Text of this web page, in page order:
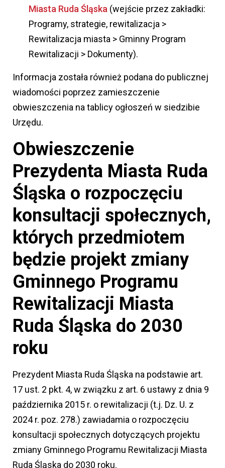
Miasta Ruda Śląska (wejście przez zakładki:
Programy, strategie, rewitalizacja >
Rewitalizacja miasta > Gminny Program
Rewitalizacji > Dokumenty).
Informacja została również podana do publicznej
wiadomości poprzez zamieszczenie
obwieszczenia na tablicy ogłoszeń w siedzibie
Urzędu.
Obwieszczenie
Prezydenta Miasta Ruda
Śląska o rozpoczęciu
konsultacji społecznych,
których przedmiotem
będzie projekt zmiany
Gminnego Programu
Rewitalizacji Miasta
Ruda Śląska do 2030
roku
Prezydent Miasta Ruda Śląska na podstawie art.
17 ust. 2 pkt. 4, w związku z art. 6 ustawy z dnia 9
października 2015 r. o rewitalizacji (t.j. Dz. U. z
2024 r. poz. 278.) zawiadamia o rozpoczęciu
konsultacji społecznych dotyczących projektu
zmiany Gminnego Programu Rewitalizacji Miasta
Ruda Śląska do 2030 roku.